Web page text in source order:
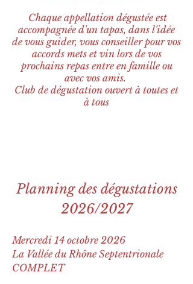
Chaque appellation dégustée est
accompagnée d'un tapas, dans l'idée
de vous guider, vous conseiller pour vos
accords mets et vin lors de vos
prochains repas entre en famille ou
avec vos amis.
Club de dégustation ouvert à toutes et
à tous
Planning des dégustations
2026/2027
Mercredi 14 octobre 2026
La Vallée du Rhône Septentrionale
COMPLET